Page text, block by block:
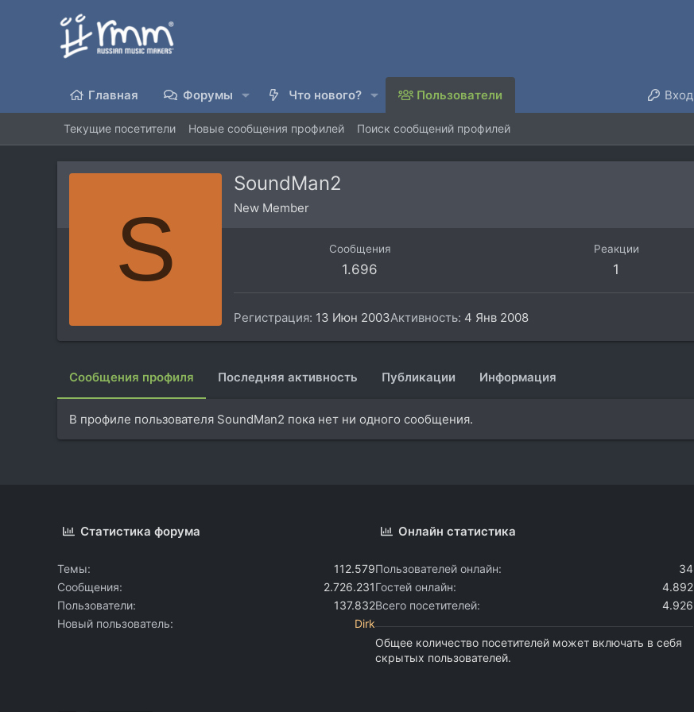
Главная Форумы Что нового? Пользователи Вход
Текущие посетители Новые сообщения профилей Поиск сообщений профилей
S
SoundMan2
New Member
Сообщения
1.696
Реакции
1
Регистрация 13 Июн 2003Активность 4 Янв 2008
Сообщения профиля Последняя активность Публикации Информация
В профиле пользователя SoundMan2 пока нет ни одного сообщения.
Статистика форума
Темы
112.579
Сообщения
2.726.231
Пользователи
137.832
Новый пользователь
Dirk
Онлайн статистика
Пользователей онлайн
34
Гостей онлайн
4.892
Всего посетителей
4.926
Общее количество посетителей может включать в себя
скрытых пользователей.